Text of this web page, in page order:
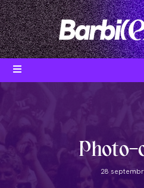
Skip
to
content
Photo-
Post
28